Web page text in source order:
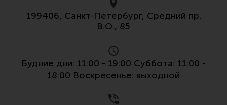
199406, Санкт-Петербург, Средний пр.
В.О., 85
Будние дни: 11:00 - 19:00 Суббота: 11:00 -
18:00 Воскресенье: выходной